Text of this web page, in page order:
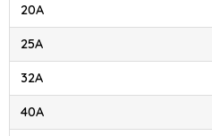
20A
25A
32A
40A